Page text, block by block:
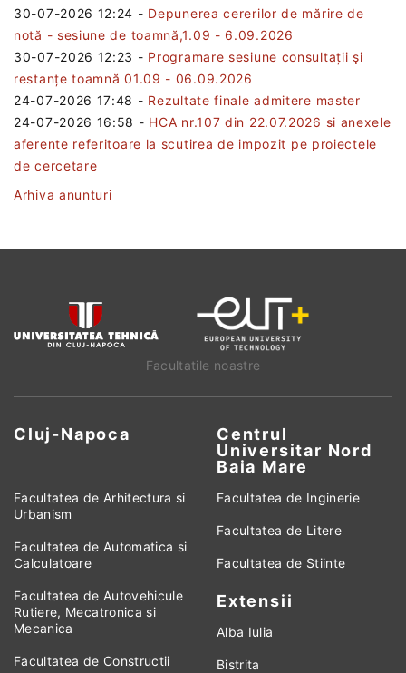
30-07-2026 12:24 - Depunerea cererilor de mărire de
notă - sesiune de toamnă,1.09 - 6.09.2026
30-07-2026 12:23 - Programare sesiune consultații şi
restanțe toamnă 01.09 - 06.09.2026
24-07-2026 17:48 - Rezultate finale admitere master
24-07-2026 16:58 - HCA nr.107 din 22.07.2026 si anexele
aferente referitoare la scutirea de impozit pe proiectele
de cercetare
Arhiva anunturi
Facultatile noastre
Cluj-Napoca
Centrul
Universitar Nord
Baia Mare
Facultatea de Arhitectura si
Urbanism
Facultatea de Automatica si
Calculatoare
Facultatea de Autovehicule
Rutiere, Mecatronica si
Mecanica
Facultatea de Constructii
Facultatea de Inginerie
Facultatea de Litere
Facultatea de Stiinte
Extensii
Alba Iulia
Bistrita